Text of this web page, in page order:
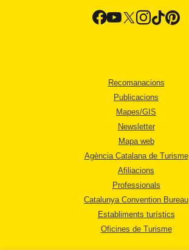
Recomanacions
Publicacions
Mapes/GIS
Newsletter
Mapa web
Agència Catalana de Turisme
Afiliacions
Professionals
Catalunya Convention Bureau
Establiments turístics
Oficines de Turisme